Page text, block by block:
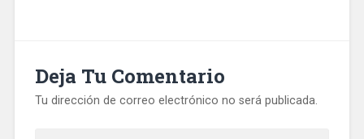
Deja Tu Comentario
Tu dirección de correo electrónico no será publicada.